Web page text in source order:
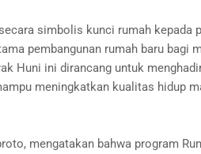
simbolis kunci rumah kepada
pembangunan rumah baru bagi
Huni ini dirancang untuk
meningkatkan kualitas hidup
mengatakan bahwa program